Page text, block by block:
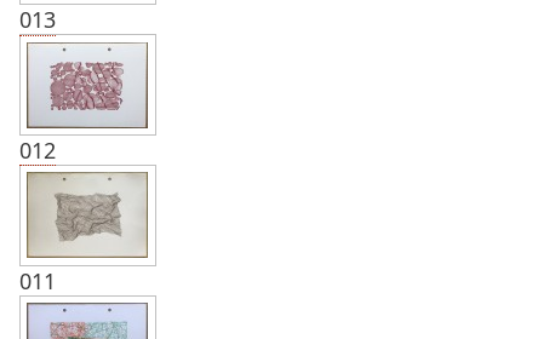
013
012
011